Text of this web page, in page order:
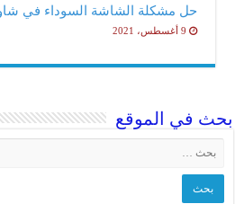
حل مشكلة الشاشة السوداء في
في الموقع